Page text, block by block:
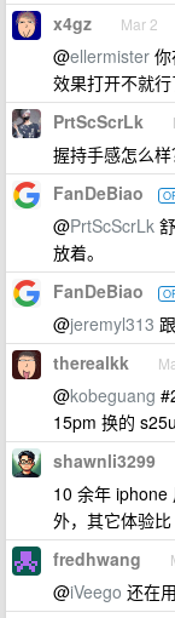
x4gz Mar 2
@ellermister
效果打开不就行
PrtScScrLk
握持手感怎么样
FanDeBiao
@PrtScScrLk
放着。
FanDeBiao
@jeremyl313
therealkk
@kobeguang
15pm 换的
shawnli3299
10 余年 iphone
外，其它体验
fredhwang
@iVeego 还在